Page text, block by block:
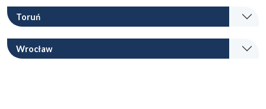
Toruń
Wrocław